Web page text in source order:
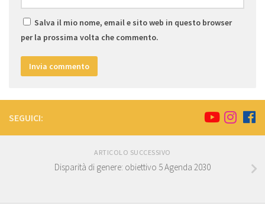
Salva il mio nome, email e sito web in questo browser
per la prossima volta che commento.
SEGUICI:
ARTICOLO SUCCESSIVO
Disparità di genere: obiettivo 5 Agenda 2030